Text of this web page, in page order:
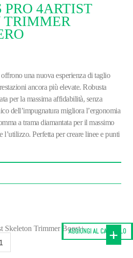
4ARTIST
TRIMMER
una nuova esperienza di taglio
ancora più elevate. Robusta
per la massima affidabilità, senza
dell’impugnatura migliora l’ergonomia
a trama diamantata per il massimo
Perfetta per creare linee e punti
Skeleton Trimmer Boost+
+
AGGIUNGI AL CARRELLO